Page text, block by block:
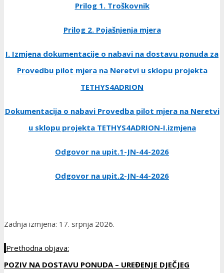
Prilog 1. Troškovnik
Prilog 2. Pojašnjenja mjera
I. Izmjena dokumentacije o nabavi na dostavu ponuda za
Provedbu pilot mjera na Neretvi u sklopu projekta
TETHYS4ADRION
Dokumentacija o nabavi Provedba pilot mjera na Neretvi
u sklopu projekta TETHYS4ADRION-I.izmjena
Odgovor na upit.1-JN-44-2026
Odgovor na upit.2-JN-44-2026
Zadnja izmjena: 17. srpnja 2026.
Prethodna objava:
POZIV NA DOSTAVU PONUDA – UREĐENJE DJEČJEG